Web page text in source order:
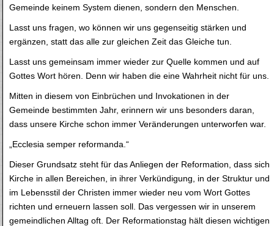
Gemeinde keinem System dienen, sondern den Menschen.
Lasst uns fragen, wo können wir uns gegenseitig stärken und
ergänzen, statt das alle zur gleichen Zeit das Gleiche tun.
Lasst uns gemeinsam immer wieder zur Quelle kommen und auf
Gottes Wort hören. Denn wir haben die eine Wahrheit nicht für uns.
Mitten in diesem von Einbrüchen und Invokationen in der
Gemeinde bestimmten Jahr, erinnern wir uns besonders daran,
dass unsere Kirche schon immer Veränderungen unterworfen war.
„Ecclesia semper reformanda.“
Dieser Grundsatz steht für das Anliegen der Reformation, dass sich
Kirche in allen Bereichen, in ihrer Verkündigung, in der Struktur und
im Lebensstil der Christen immer wieder neu vom Wort Gottes
richten und erneuern lassen soll. Das vergessen wir in unserem
gemeindlichen Alltag oft. Der Reformationstag hält diesen wichtigen